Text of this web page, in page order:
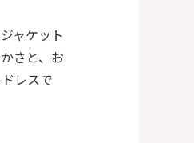
ャケット
さと、お
レスで